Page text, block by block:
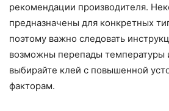
рекомендации производителя.
предназначены для конкретных
поэтому важно следовать
возможны перепады температуры
выбирайте клей с повышенной
факторам.